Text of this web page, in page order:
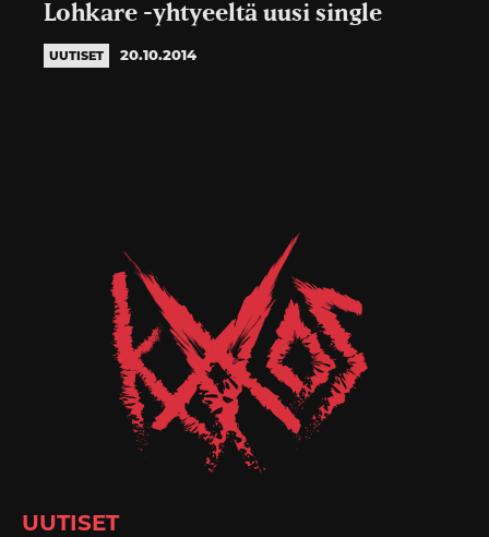
Lohkare -yhtyeeltä uusi single
UUTISET 20.10.2014
UUTISET